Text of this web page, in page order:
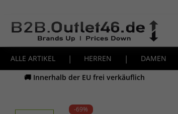
ALLE ARTIKEL | HERREN | DAMEN
🚚 Innerhalb der EU frei verkäuflich
-69%